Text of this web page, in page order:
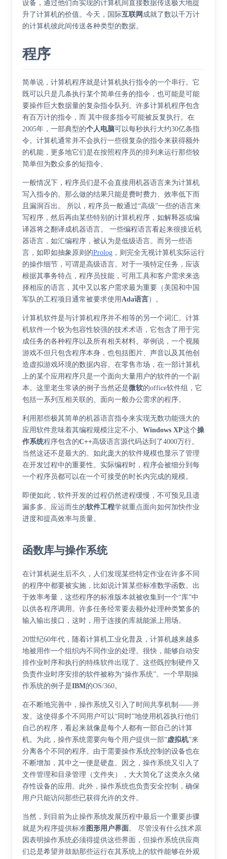
设备，通过他们而实现的计算机间直接数据传送极大地提
升了计算机的价值。今天，国际互联网 成就了数以千万计
的计算机彼此间传送各种类型的数据。
程序
简单说，计算机程序就是计算机执行指令的一个串行。它
既可以只是几条执行某个简单任务的指令，也可能是可能
要操作巨大数据量的复杂指令队列。许多计算机程序包含
有百万计的指令，而 其中很多指令可能被反复执行。在
2005年，一部典型的个人电脑可以每秒执行大约30亿条指
令。计算机通常并不会执行一些很复杂的指令来获得额外
的机能，更多地它们是在按照程序员的排列来运行那些较
简单但为数众多的短指令。
一般情况下，程序员们是不会直接用机器语言来为计算机
写入指令的。那么做的结果只能是费时费力、效率低下而
且漏洞百出。 所以，程序员一般通过“高级”一些的语言来
写程序，然后再由某些特别的计算机程序，如解释器或编
译器将之翻译成机器语言。 一些编程语言看起来很接近机
器语言，如汇编程序，被认为是低级语言。而另一些语
言，如即如抽象原则的Prolog ，则完全无视计算机实际运行
的操作细节，可谓是高级语言。对于一项特定任务，应该
根据其事务特点，程序员技能，可用工具和客户需求来选
择相应的语言，其中又以客户需求最为重要（美国和中国
军队的工程项目通常被要求使用Ada语言）。
计算机软件是与计算机程序并不相等的另一个词汇。计算
机软件一个较为包容性较强的技术术语，它包含了用于完
成任务的各种程序以及所有相关材料。举例说，一个视频
游戏不但只包含程序本身，也包括图片、声音以及其他创
造虚拟游戏环境的数据内容。在零售市场，在一部计算机
上的某个应用程序只是一个面向大量用户的软件的一个副
本。这里老生常谈的例子当然还是微软的office软件组，它
包括一系列互相关联的、面向一般办公需求的程序。
利用那些极其简单的机器语言指令来实现无数功能强大的
应用软件意味着其编程规模注定不小。 Windows XP这个操
作系统程序包含的C++高级语言源代码达到了4000万行。
当然这还不是最大的。如此庞大的软件规模也显示了管理
在开发过程中的重要性。实际编程时，程序会被细分到每
一个程序员都可以在一个可接受的时长内完成的规模。
即便如此，软件开发的过程仍然进程缓慢，不可预见且遗
漏多多。应运而生的软件工程学就重点面向如何加快作业
进度和提高效率与质量。
函数库与操作系统
在计算机诞生后不久，人们发现某些特定作业在许多不同
的程序中都要被实施，比如说计算某些标准数学函数。出
于效率考量，这些程序的标准版本就被收集到一个“库”中
以供各程序调用。许多任务经常要去额外处理种类繁多的
输入输出接口，这时，用于连接的库就能派上用场。
20世纪60年代，随着计算机工业化普及，计算机越来越多
地被用作一个组织内不同作业的处理。很快，能够自动安
排作业时序和执行的特殊软件出现了。这些既控制硬件又
负责作业时序安排的软件被称为“操作系统”。一个早期操
作系统的例子是IBM的OS/360。
在不断地完善中，操作系统又引入了时间共享机制——并
发。这使得多个不同用户可以“同时”地使用机器执行他们
自己的程序，看起来就像是每个人都有一部自己的计算
机。为此，操作系统需要向每个用户提供一部“虚拟机”来
分离各个不同的程序。由于需要操作系统控制的设备也在
不断增加，其中之一便是硬盘。因之，操作系统又引入了
文件管理和目录管理（文件夹），大大简化了这类永久储
存性设备的应用。此外，操作系统也负责安全控制，确保
用户只能访问那些已获得允许的文件。
当然，到目前为止操作系统发展历程中最后一个重要步骤
就是为程序提供标准图形用户界面。 尽管没有什么技术原
因表明操作系统必须得提供这些界面，但操作系统供应商
们总是希望并鼓励那些运行在其系统上的软件能够在外观